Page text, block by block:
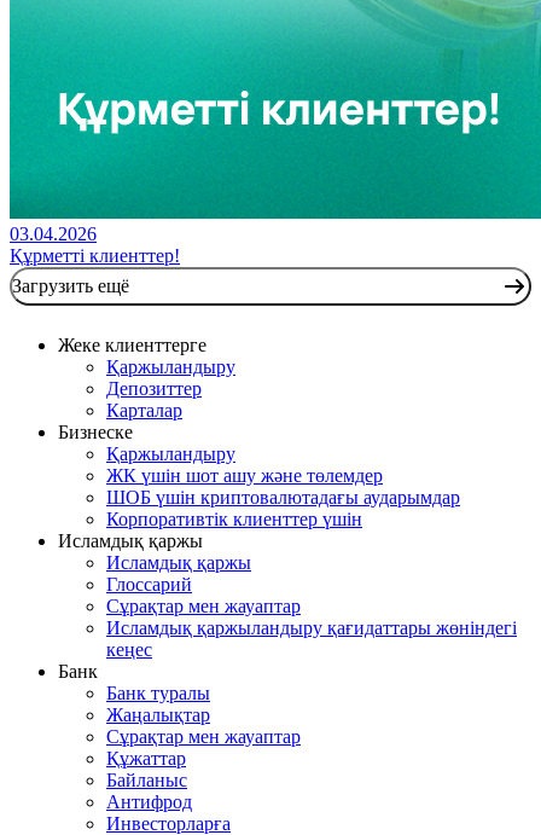
03.04.2026
Құрметті клиенттер!
Загрузить ещё
Жеке клиенттерге
Қаржыландыру
Депозиттер
Карталар
Бизнеске
Қаржыландыру
ЖК үшін шот ашу және төлемдер
ШОБ үшін криптовалютадағы аударымдар
Корпоративтік клиенттер үшін
Исламдық қаржы
Исламдық қаржы
Глоссарий
Сұрақтар мен жауаптар
Исламдық қаржыландыру қағидаттары жөніндегі
кеңес
Банк
Банк туралы
Жаңалықтар
Сұрақтар мен жауаптар
Құжаттар
Байланыс
Антифрод
Инвесторларға